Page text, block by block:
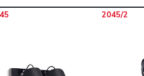
2045/2